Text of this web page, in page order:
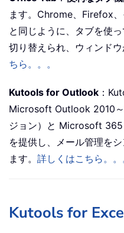
ます。Chrome、Firefox
と同じように、タブを使
切り替えられ、ウィンドウ
ちら。。。
Kutools for Outlook ：
Microsoft Outlook 2010
ジョン）と Microsoft 365
を提供し、メール管理を
ます。 詳しくはこちら。。
Kutools for